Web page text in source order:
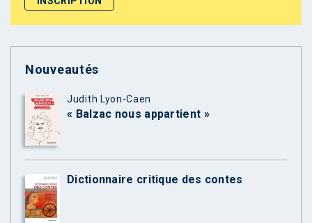
Nouveautés
Judith Lyon-Caen
« Balzac nous appartient »
Dictionnaire critique des contes